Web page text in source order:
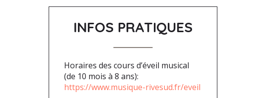
INFOS PRATIQUES
Horaires des cours d’éveil musical
(de 10 mois à 8 ans):
https://www.musique-rivesud.fr/eveil